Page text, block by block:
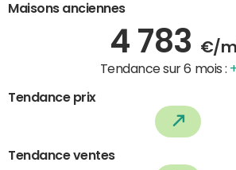
Maisons anciennes
4 783 €/
Tendance sur 6 mois :
Tendance prix
Tendance ventes